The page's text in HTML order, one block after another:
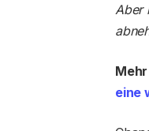
Aber
eine